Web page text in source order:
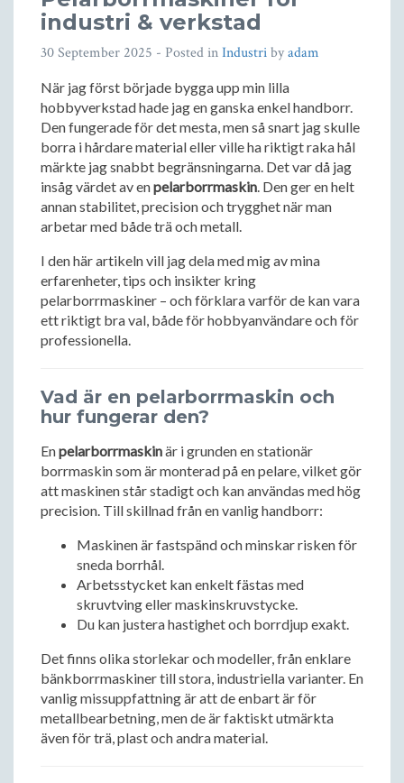
industri & verkstad
30 September 2025 - Posted inIndustribyadam
När jag först började bygga upp min lilla
hobbyverkstad hade jag en ganska enkel handborr.
Den fungerade för det mesta, men så snart jag skulle
borra i hårdare material eller ville ha riktigt raka hål
märkte jag snabbt begränsningarna. Det var då jag
insåg värdet av enpelarborrmaskin. Den ger en helt
annan stabilitet, precision och trygghet när man
arbetar med både trä och metall.
I den här artikeln vill jag dela med mig av mina
erfarenheter, tips och insikter kring
pelarborrmaskiner – och förklara varför de kan vara
ett riktigt bra val, både för hobbyanvändare och för
professionella.
Vad är en pelarborrmaskin och
hur fungerar den?
Enpelarborrmaskinär i grunden en stationär
borrmaskin som är monterad på en pelare, vilket gör
att maskinen står stadigt och kan användas med hög
precision. Till skillnad från en vanlig handborr:
Maskinen är fastspänd och minskar risken för
sneda borrhål.
Arbetsstycket kan enkelt fästas med
skruvtving eller maskinskruvstycke.
Du kan justera hastighet och borrdjup exakt.
Det finns olika storlekar och modeller, från enklare
bänkborrmaskiner till stora, industriella varianter. En
vanlig missuppfattning är att de enbart är för
metallbearbetning, men de är faktiskt utmärkta
även för trä, plast och andra material.